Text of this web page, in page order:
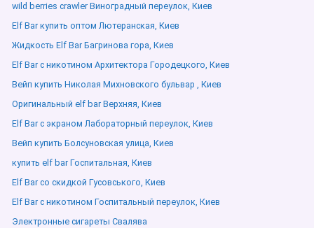
wild berries crawler Виноградный переулок, Киев
Elf Bar купить оптом Лютеранская, Киев
Жидкость Elf Bar Багринова гора, Киев
Elf Bar с никотином Архитектора Городецкого, Киев
Вейп купить Николая Михновского бульвар , Киев
Оригинальный elf bar Верхняя, Киев
Elf Bar с экраном Лабораторный переулок, Киев
Вейп купить Болсуновская улица, Киев
купить elf bar Госпитальная, Киев
Elf Bar со скидкой Гусовського, Киев
Elf Bar с никотином Госпитальный переулок, Киев
Электронные сигареты Свалява